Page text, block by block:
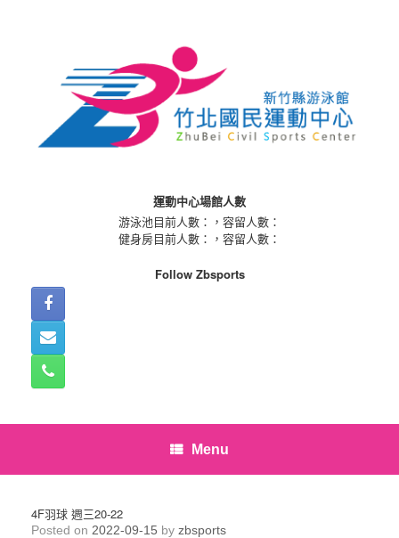
運動中心場館人數
游泳池目前人數：
，容留人數：
健身房目前人數：
，容留人數：
Follow Zbsports
Menu
4F羽球 週三20-22
Posted on 2022-09-15 by zbsports